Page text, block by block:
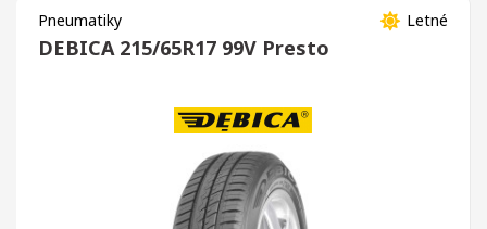
Letné
Pneumatiky
DEBICA 215/65R17 99V Presto